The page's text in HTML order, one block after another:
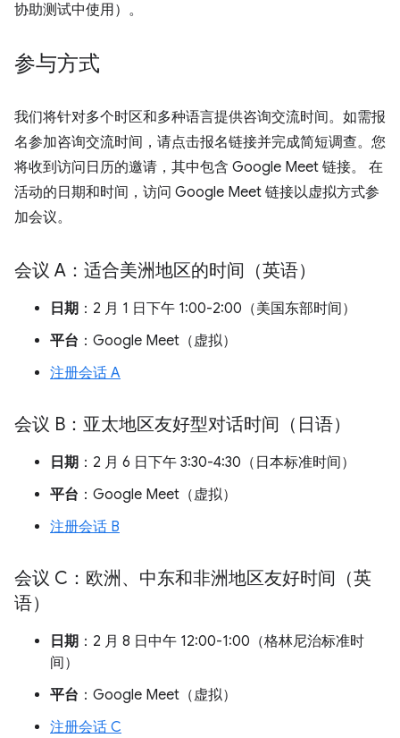
协助测试中使用）。
参与方式
我们将针对多个时区和多种语言提供咨询交流时间。如需报
名参加咨询交流时间，请点击报名链接并完成简短调查。您
将收到访问日历的邀请，其中包含 Google Meet 链接。 在
活动的日期和时间，访问 Google Meet 链接以虚拟方式参
加会议。
会议 A：适合美洲地区的时间（英语）
日期 ：2 月 1 日下午 1:00-2:00（美国东部时间）
平台 ：Google Meet（虚拟）
注册会话 A
会议 B：亚太地区友好型对话时间（日语）
日期 ：2 月 6 日下午 3:30-4:30（日本标准时间）
平台 ：Google Meet（虚拟）
注册会话 B
会议 C：欧洲、中东和非洲地区友好时间（英
语）
日期 ：2 月 8 日中午 12:00-1:00（格林尼治标准时
间）
平台 ：Google Meet（虚拟）
注册会话 C